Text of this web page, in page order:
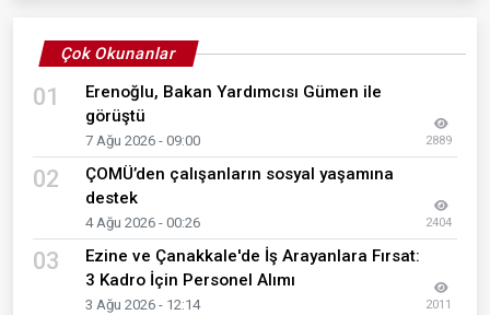
Çok Okunanlar
01
Erenoğlu, Bakan Yardımcısı Gümen ile
görüştü
7 Ağu 2026 - 09:00 2889
02
ÇOMÜ’den çalışanların sosyal yaşamına
destek
4 Ağu 2026 - 00:26 2404
03
Ezine ve Çanakkale'de İş Arayanlara Fırsat:
3 Kadro İçin Personel Alımı
3 Ağu 2026 - 12:14 2011